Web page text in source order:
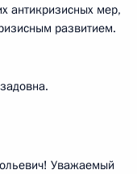
антикризисных мер,
развитием.
Уважаемый